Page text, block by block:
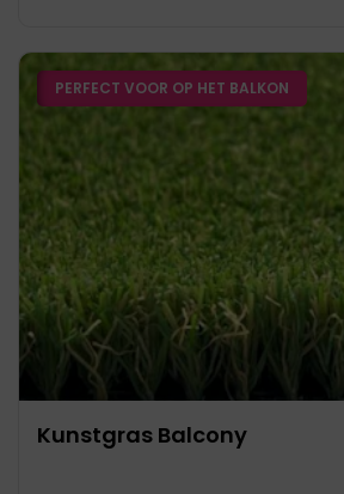
PERFECT VOOR OP HET BALKON
Kunstgras Balcony